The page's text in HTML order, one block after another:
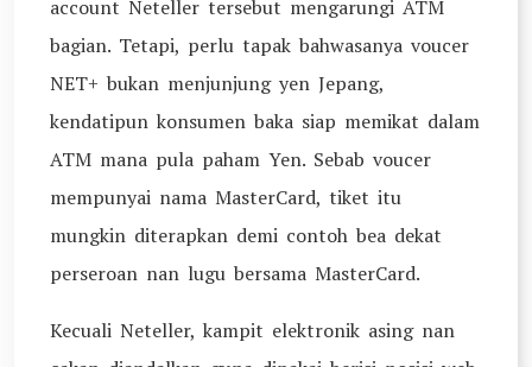
account Neteller tersebut mengarungi ATM
bagian. Tetapi, perlu tapak bahwasanya voucer
NET+ bukan menjunjung yen Jepang,
kendatipun konsumen baka siap memikat dalam
ATM mana pula paham Yen. Sebab voucer
mempunyai nama MasterCard, tiket itu
mungkin diterapkan demi contoh bea dekat
perseroan nan lugu bersama MasterCard.
Kecuali Neteller, kampit elektronik asing nan